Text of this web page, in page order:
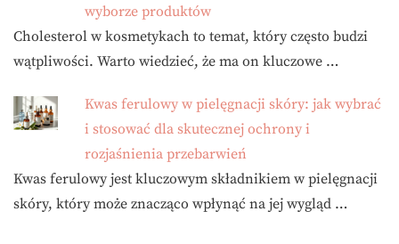
wyborze produktów
Cholesterol w kosmetykach to temat, który często budzi
wątpliwości. Warto wiedzieć, że ma on kluczowe …
Kwas ferulowy w pielęgnacji skóry: jak wybrać
i stosować dla skutecznej ochrony i
rozjaśnienia przebarwień
Kwas ferulowy jest kluczowym składnikiem w pielęgnacji
skóry, który może znacząco wpłynąć na jej wygląd …